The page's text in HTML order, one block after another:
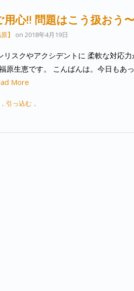
心‼︎ 問題はこう扱おう〜
】 on 2018年4月19日
リスクやアクシデントに 柔軟な対応
原生恵です。 こんばんは。今日もあ
More
引っ込む，